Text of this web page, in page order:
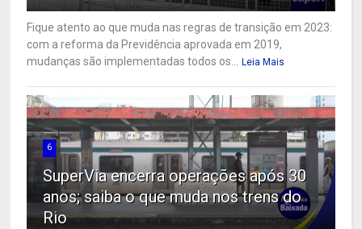
Fique atento ao que muda nas regras de transição em 2023:
com a reforma da Previdência aprovada em 2019,
mudanças são implementadas todos os...
Leia Mais
6
SuperVia encerra operações após 30
anos; saiba o que muda nos trens do
Rio